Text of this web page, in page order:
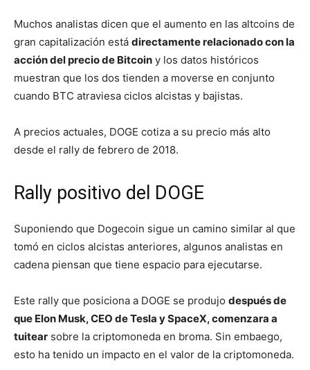
Muchos analistas dicen que el aumento en las altcoins de
gran capitalización está directamente relacionado con la
acción del precio de Bitcoin y los datos históricos
muestran que los dos tienden a moverse en conjunto
cuando BTC atraviesa ciclos alcistas y bajistas.
A precios actuales, DOGE cotiza a su precio más alto
desde el rally de febrero de 2018.
Rally positivo del DOGE
Suponiendo que Dogecoin sigue un camino similar al que
tomó en ciclos alcistas anteriores, algunos analistas en
cadena piensan que tiene espacio para ejecutarse.
Este rally que posiciona a DOGE se produjo después de
que Elon Musk, CEO de Tesla y SpaceX, comenzara a
tuitear sobre la criptomoneda en broma. Sin embaego,
esto ha tenido un impacto en el valor de la criptomoneda.